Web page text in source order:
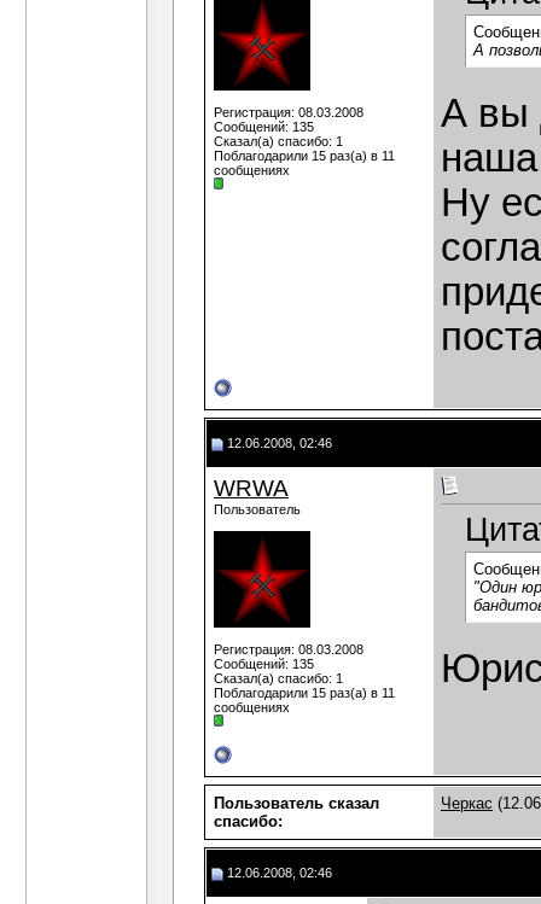
Регистрация: 08.03.2008
Сообщений: 135
Сказал(а) спасибо: 1
Поблагодарили 15 раз(а) в 11
сообщениях
А
А вы
наша
Ну
12.06.2008, 02:46
WRWA
Пользователь
Регистрация: 08.03.2008
Сообщений: 135
Сказал(а) спасибо: 1
Поблагодарили 15 раз(а) в 11
сообщениях
"Один
Пользователь сказал
cпасибо:
Черкас
12.06.2008, 02:46